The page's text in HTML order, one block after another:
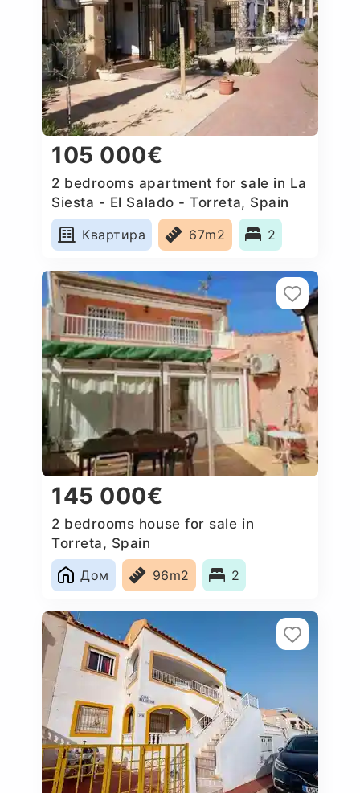
105 000€
2 bedrooms apartment for sale in La
Siesta - El Salado - Torreta, Spain
Квартира
67m2 2
145 000€
2 bedrooms house for sale in
Torreta, Spain
Дом
96m2 2